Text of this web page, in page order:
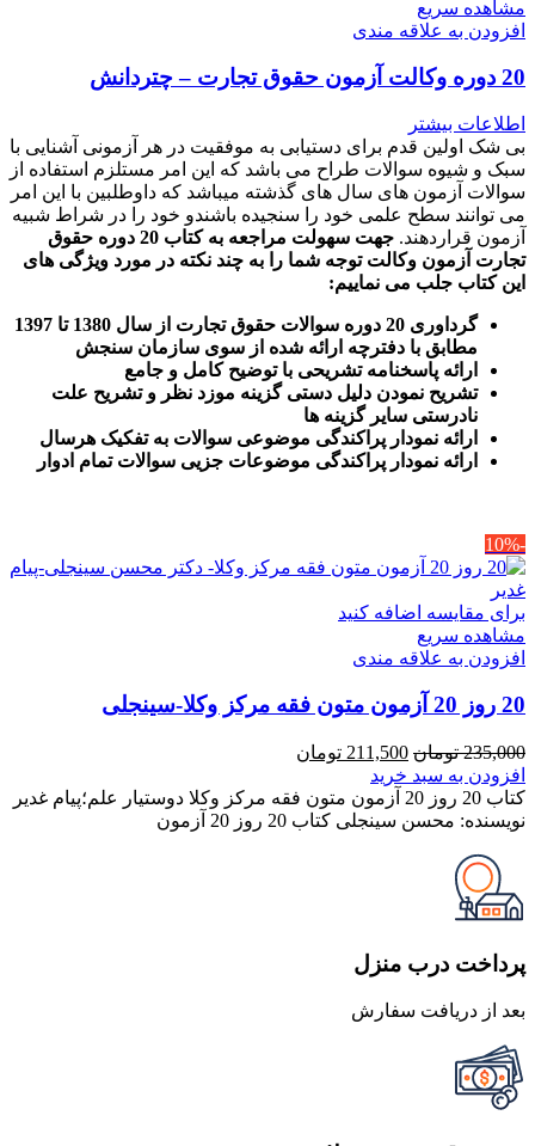
مشاهده سریع
افزودن به علاقه مندی
20 دوره وکالت آزمون حقوق تجارت – چتردانش
اطلاعات بیشتر
بی شک اولین قدم برای دستیابی به موفقیت در هر آزمونی آشنایی با
سبک و شیوه سوالات طراح می باشد که این امر مستلزم استفاده از
سوالات آزمون های سال های گذشته میباشد که داوطلبین با این امر
می توانند سطح علمی خود را سنجیده باشندو خود را در شراط شبیه
آزمون قراردهند.
جهت سهولت مراجعه به کتاب 20 دوره حقوق
تجارت آزمون وکالت توجه شما را به چند نکته در مورد ویژگی های
این کتاب جلب می نماییم:
گرداوری 20 دوره سوالات حقوق تجارت از سال 1380 تا 1397
مطابق با دفترچه ارائه شده از سوی سازمان سنجش
ارائه پاسخنامه تشریحی با توضیح کامل و جامع
تشریح نمودن دلیل دستی گزینه موزد نظر و تشریح علت
نادرستی سایر گزینه ها
ارائه نمودار پراکندگی موضوعی سوالات به تفکیک هرسال
رائه نمودار پراکندگی موضوعات جزیی سوالات تمام ادوار
-10%
برای مقایسه اضافه کنید
مشاهده سریع
افزودن به علاقه مندی
20 روز 20 آزمون متون فقه مرکز وکلا-سینجلی
235,000 تومان قیمت
اصلی
235,000 تومان
بود.
211,500 تومان
211,500 تومان
است.
افزودن به سبد خرید
کتاب 20 روز 20 آزمون متون فقه مرکز وکلا دوستیار علم؛پیام غدیر
نویسنده: محسن سینجلی کتاب 20 روز 20 آزمون
پرداخت درب منزل
بعد از دریافت سفارش